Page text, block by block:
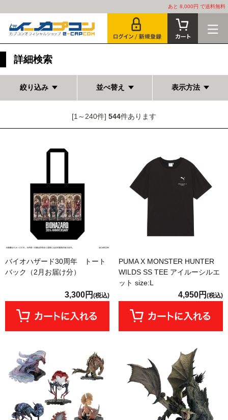
あと 8,000円 で送料無料
詳細検索
絞り込み 並べ替え 表示方法
[1～240件] 544件あります
バイオハザード30周年 トート
バック（2月お届け分）
3,300円 (税込)
PUMA X MONSTER HUNTER
WILDS SS TEE アイルーシルエ
ット size:L
4,950円 (税込)